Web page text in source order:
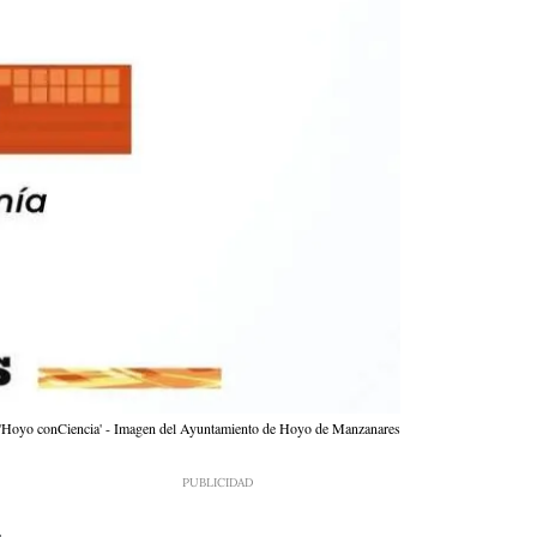
conCiencia' - Imagen del Ayuntamiento de Hoyo de Manzanares